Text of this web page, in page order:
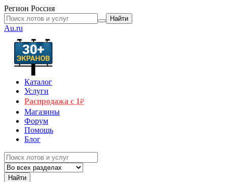
Регион Россия
Найти
Au.ru
Каталог
Услуги
Распродажа с 1₽
Магазины
Форум
Помощь
Блог
Найти